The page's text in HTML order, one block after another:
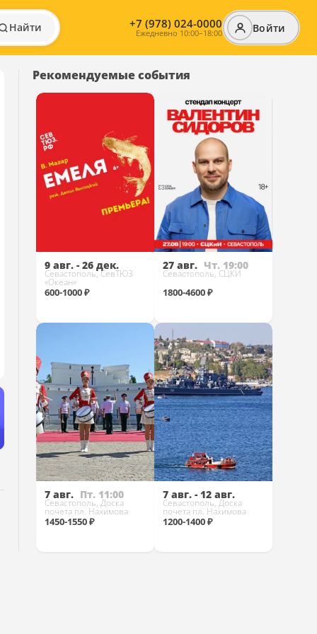
Найти +7 (978) 024-0000
Ежедневно 10:00–18:00 Войти
Рекомендуемые события
9 авг. - 26 дек.
Севастополь, СевТЮЗ
«Океан»
600-1000 ₽
27 авг. Чт. 19:00
Севастополь, СЦКИ
1800-4600 ₽
Купить
7 авг. Пт. 11:00
Севастополь, Доска
почета пл. Нахимова
1450-1550 ₽
7 авг. - 12 авг.
Севастополь, Доска
почета пл. Нахимова
1200-1400 ₽